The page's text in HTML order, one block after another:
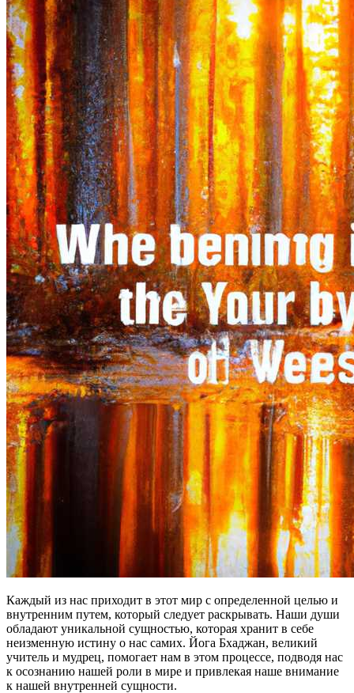
Каждый из нас приходит в этот мир с определенной целью и
внутренним путем, который следует раскрывать. Наши души
обладают уникальной сущностью, которая хранит в себе
неизменную истину о нас самих. Йога Бхаджан, великий
учитель и мудрец, помогает нам в этом процессе, подводя нас
к осознанию нашей роли в мире и привлекая наше внимание
к нашей внутренней сущности.